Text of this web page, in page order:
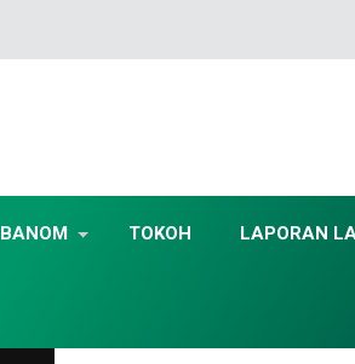
BANOM TOKOH LAPORAN